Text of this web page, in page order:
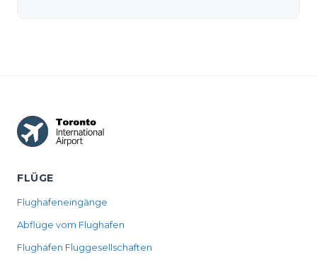
FLÜGE
Flughafeneingänge
Abflüge vom Flughafen
Flughafen Fluggesellschaften